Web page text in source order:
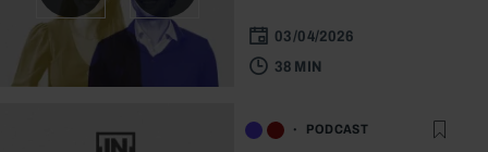
03/04/2026
38 MIN
PODCAST